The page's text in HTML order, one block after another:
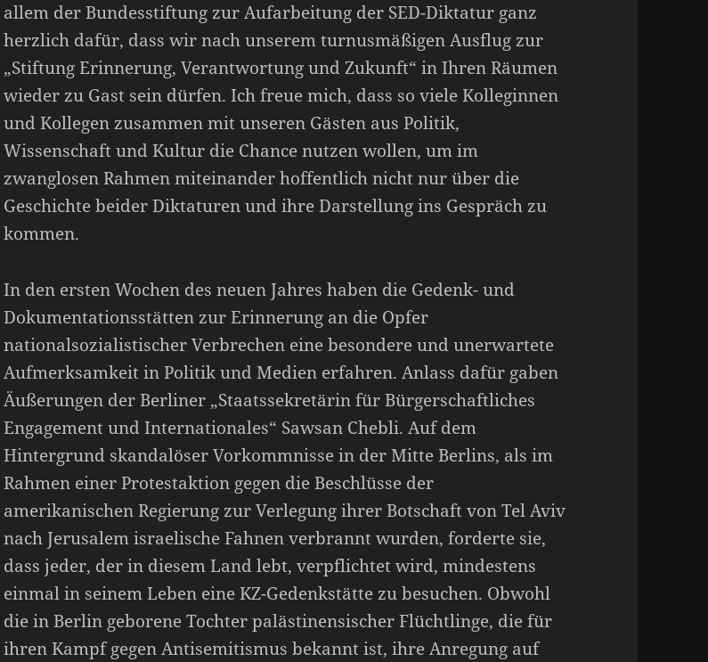
allem der Bundesstiftung zur Aufarbeitung der SED-Diktatur ganz
herzlich dafür, dass wir nach unserem turnusmäßigen Ausflug zur
„Stiftung Erinnerung, Verantwortung und Zukunft“ in Ihren Räumen
wieder zu Gast sein dürfen. Ich freue mich, dass so viele Kolleginnen
und Kollegen zusammen mit unseren Gästen aus Politik,
Wissenschaft und Kultur die Chance nutzen wollen, um im
zwanglosen Rahmen miteinander hoffentlich nicht nur über die
Geschichte beider Diktaturen und ihre Darstellung ins Gespräch zu
kommen.
In den ersten Wochen des neuen Jahres haben die Gedenk- und
Dokumentationsstätten zur Erinnerung an die Opfer
nationalsozialistischer Verbrechen eine besondere und unerwartete
Aufmerksamkeit in Politik und Medien erfahren. Anlass dafür gaben
Äußerungen der Berliner „Staatssekretärin für Bürgerschaftliches
Engagement und Internationales“ Sawsan Chebli. Auf dem
Hintergrund skandalöser Vorkommnisse in der Mitte Berlins, als im
Rahmen einer Protestaktion gegen die Beschlüsse der
amerikanischen Regierung zur Verlegung ihrer Botschaft von Tel Aviv
nach Jerusalem israelische Fahnen verbrannt wurden, forderte sie,
dass jeder, der in diesem Land lebt, verpflichtet wird, mindestens
einmal in seinem Leben eine KZ-Gedenkstätte zu besuchen. Obwohl
die in Berlin geborene Tochter palästinensischer Flüchtlinge, die für
ihren Kampf gegen Antisemitismus bekannt ist, ihre Anregung auf